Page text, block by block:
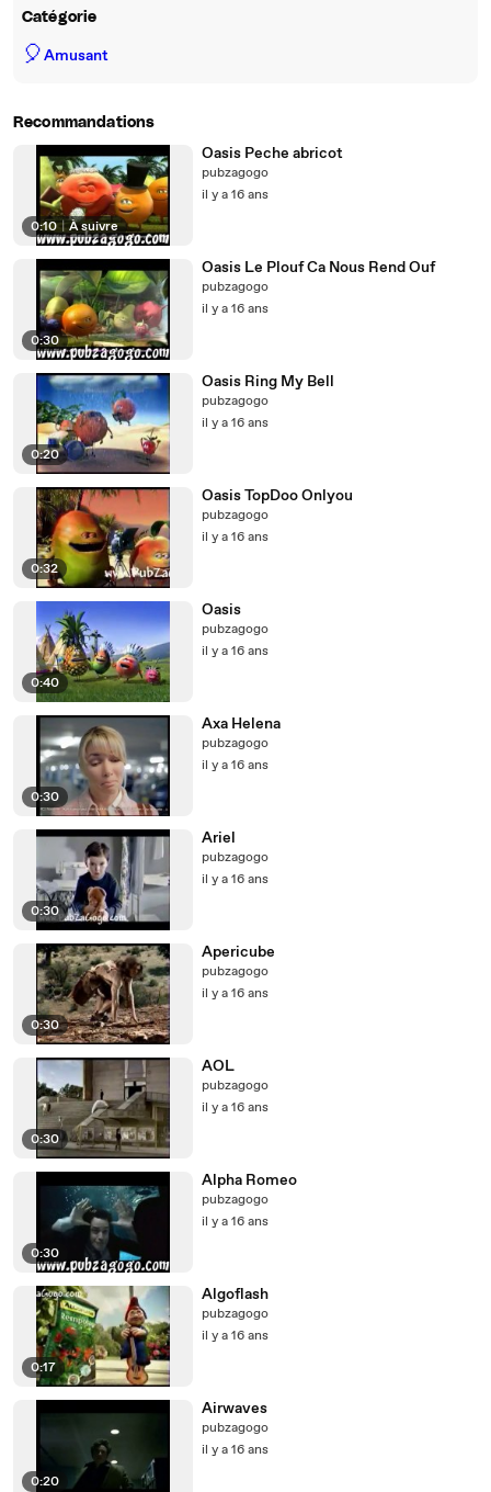
Catégorie
🎈Amusant
Recommandations
0:10 | À suivre
Oasis Peche abricot
pubzagogo
il y a 16 ans
0:30
Oasis Le Plouf Ca Nous Rend Ouf
pubzagogo
il y a 16 ans
0:20
Oasis Ring My Bell
pubzagogo
il y a 16 ans
0:32
Oasis TopDoo Onlyou
pubzagogo
il y a 16 ans
0:40
Oasis
pubzagogo
il y a 16 ans
0:30
Axa Helena
pubzagogo
il y a 16 ans
0:30
Ariel
pubzagogo
il y a 16 ans
0:30
Apericube
pubzagogo
il y a 16 ans
0:30
AOL
pubzagogo
il y a 16 ans
0:30
Alpha Romeo
pubzagogo
il y a 16 ans
0:17
Algoflash
pubzagogo
il y a 16 ans
0:20
Airwaves
pubzagogo
il y a 16 ans